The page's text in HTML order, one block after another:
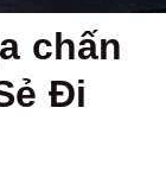
chấn
Đi